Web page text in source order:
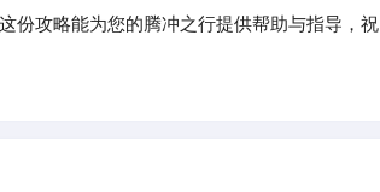
份攻略能为您的腾冲之行提供帮助与指导，祝